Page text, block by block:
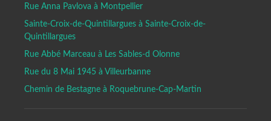
Rue Anna Pavlova à Montpellier
Sainte-Croix-de-Quintillargues à Sainte-Croix-de-
Quintillargues
Rue Abbé Marceau à Les Sables-d Olonne
Rue du 8 Mai 1945 à Villeurbanne
Chemin de Bestagne à Roquebrune-Cap-Martin